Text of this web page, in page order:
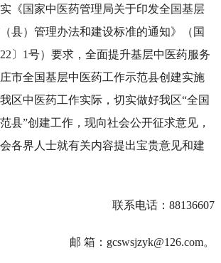
《国家中医药管理局关于印发全国基层
县）管理办法和建设标准的通知》（国
〕1号）要求，全面提升基层中医药服务
市全国基层中医药工作示范县创建实施
区中医药工作实际，切实做好我区“全国
县”创建工作，现向社会公开征求意见，
各界人士就有关内容提出宝贵意见和建
联系电话：88136607
邮 箱：gcswsjzyk@126.com。